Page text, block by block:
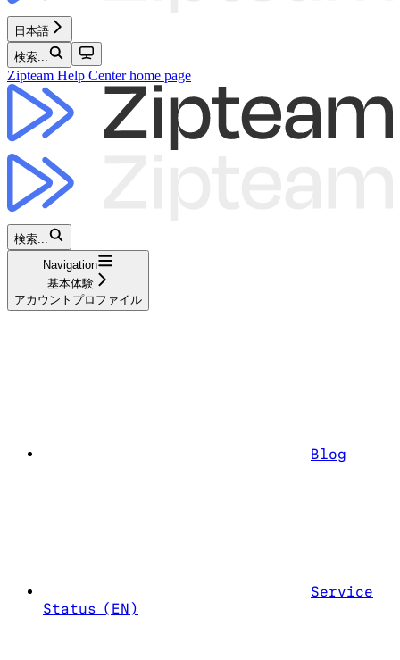
日本語
検索...
Zipteam Help Centerhome page
検索...
Navigation
基本体験
アカウントプロファイル
Blog
Service
Status (EN)